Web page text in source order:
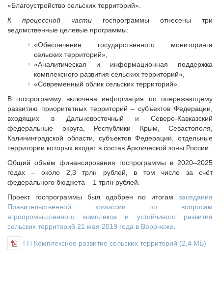
СМИ о нас
МЕТОДИЧЕСКИЙ РАЗДЕЛ
Методические материалы
Опыт муниципалитетов
Судебная практика
Конкурсы Совета
Семинары Совета
Издания Совета
Вопрос-ответ
ВАРМСУ
Новости ВАРМСУ
НАСЕЛЕНИЕ И МСУ
Новости ТОС
Лучшие практики ТОС
ЮРИДИЧЕСКИЙ СОВЕТ
Новости юридического совета
«Благоустройство сельских территорий».
К процессной части госпрограммы отнесены три
ведомственные целевые программы:
«Обеспечение государственного мониторинга
сельских территорий»,
«Аналитическая и информационная поддержка
комплексного развития сельских территорий»,
«Современный облик сельских территорий».
В госпрограмму включена информация по опережающему
развитию приоритетных территорий – субъектов Федерации,
входящих в Дальневосточный и Северо-Кавказский
федеральные округа, Республики Крым, Севастополя,
Калининградской области, субъектов Федерации, отдельные
территории которых входят в состав Арктической зоны России.
Общий объём финансирования госпрограммы в 2020–2025
годах – около 2,3 трлн рублей, в том числе за счёт
федерального бюджета – 1 трлн рублей.
Проект госпрограммы был одобрен по итогам заседания
Правительственной комиссии по вопросам
агропромышленного комплекса и устойчивого развития
сельских территорий 21 мая 2019 года в Воронеже
ГП Комплексное развитие сельских территорий (2,4 МБ)